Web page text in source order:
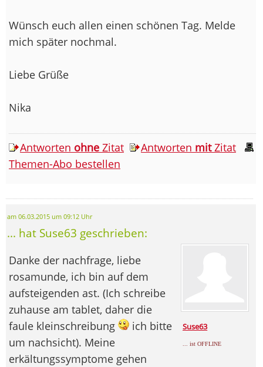
Wünsch euch allen einen schönen Tag. Melde
mich später nochmal.
Liebe Grüße
Nika
Antworten ohne Zitat Antworten mitZitat
Themen-Abo bestellen
am 06.03.2015 um 09:12 Uhr
... hat Suse63 geschrieben:
Suse63
... ist OFFLINE
Danke der nachfrage, liebe
rosamunde, ich bin auf dem
aufsteigenden ast. (Ich schreibe
zuhause am tablet, daher die
faule kleinschreibung
ich bitte
um nachsicht). Meine
erkältungssymptome gehen